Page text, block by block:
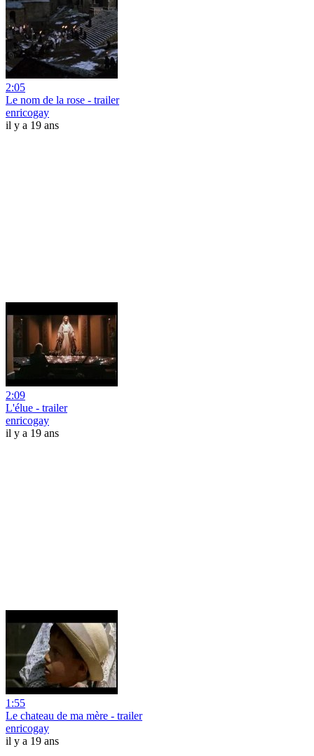
2:05
Le nom de la rose - trailer
enricogay
il y a 19 ans
2:09
L'élue - trailer
enricogay
il y a 19 ans
1:55
Le chateau de ma mère - trailer
enricogay
il y a 19 ans